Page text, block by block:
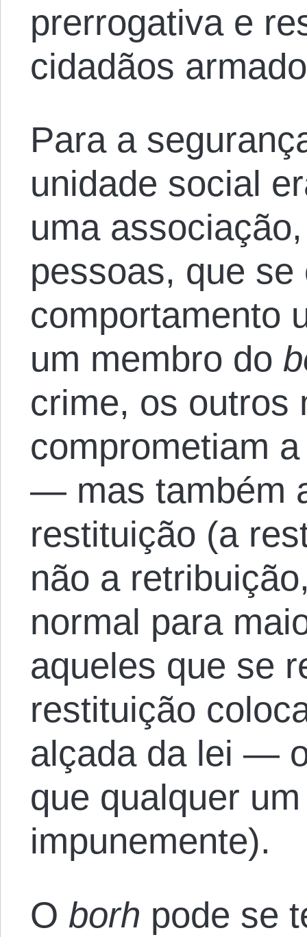
prerrogativa e
cidadãos
Para a
unidade social
uma
pessoas, que
comportamento
um membro do
crime, os outros
comprometiam
— mas também
restituição (a
não a
normal para
aqueles que se
restituição
alçada da lei —
que qualquer
impunemente).
O borh pode se